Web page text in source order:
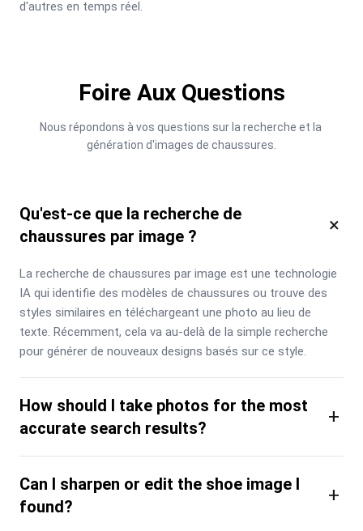
d'autres en temps réel.
Foire Aux Questions
Nous répondons à vos questions sur la recherche et la
génération d'images de chaussures.
Qu'est-ce que la recherche de
chaussures par image ?
×
La recherche de chaussures par image est une technologie
IA qui identifie des modèles de chaussures ou trouve des
styles similaires en téléchargeant une photo au lieu de
texte. Récemment, cela va au-delà de la simple recherche
pour générer de nouveaux designs basés sur ce style.
How should I take photos for the most
accurate search results?
+
Can I sharpen or edit the shoe image I
found?
+